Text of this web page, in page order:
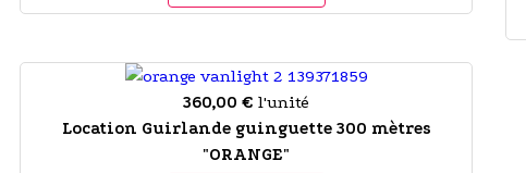
360,00 € l'unité
Location Guirlande guinguette 300 mètres
"ORANGE"